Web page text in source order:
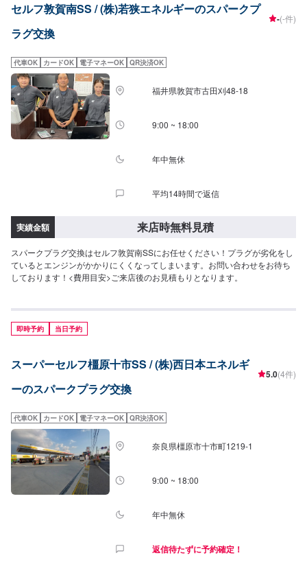
セルフ敦賀南SS / (株)若狭エネルギーのスパークプ
ラグ交換
-(-件)
代車OK カードOK 電子マネーOK QR決済OK
福井県敦賀市古田刈48-18
9:00 ~ 18:00
年中無休
平均14時間で返信
実績金額 来店時無料見積
スパークプラグ交換はセルフ敦賀南SSにお任せください！プラグが劣化をし
ているとエンジンがかかりにくくなってしまいます。お問い合わせをお待ち
しております！<費用目安>ご来店後のお見積もりとなります。
即時予約 当日予約
スーパーセルフ橿原十市SS / (株)西日本エネルギ
ーのスパークプラグ交換
5.0(4件)
代車OK カードOK 電子マネーOK QR決済OK
奈良県橿原市十市町1219-1
9:00 ~ 18:00
年中無休
返信待たずに予約確定！